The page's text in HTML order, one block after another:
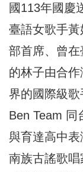
國113年國慶
臺語女歌手
部首席、曾
的林子由合
界的國際級
Ben Team 同
與育達高中
南族古謠歌